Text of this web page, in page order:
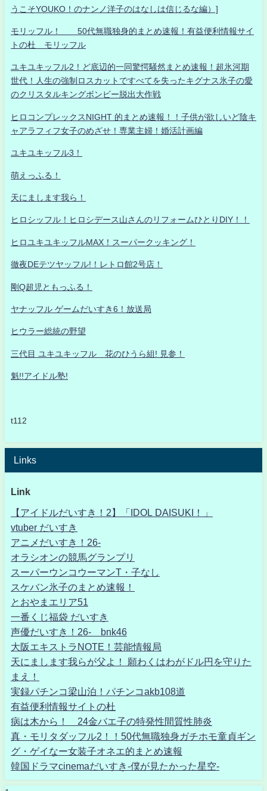
うこそYOUKO！のナンノ洋子のはなしは信じるな編）]
モリッフル！ 50代無職独身的まとめ速報！有益便利情報サイ
トの杜 モリッフル
ユキユキッフル2！ど底辺的一同驚愕騒然まとめ速報！超氷河期
世代！人生の強制ロスカットですべてを失ったキグナス氷子の愛
のクリスタルキングボンビー脱出大作戦
ヒロコンプレックスNIGHT 的まとめ速報！！子供が欲しいど陰キ
ャアラフィフ女子のめざせ！専業主婦！婚活計画編
ユキユキッフル3！
萌えっふる！
天にまします我ら！
ヒロシッフル！ヒロシデース山さんのリフォームひとりDIY！！
ヒロユキユキッフルMAX！スーパークッキング！
徹夜DEテツヤッフル!！レトロ館2号店！
剛Q超児ともっふる！
ヤナッフル ゲームだいすき6！放送局
ヒウラー総統の野望
三代目 ユキユキッフル 花のひうら組! 見参！
魁!!アイドル塾!
t112
Links
Link
【アイドルだいすき！2】「IDOL DAISUKI！」
vtuber だいすき
アニメだいすき！26-
オラシオンの競馬グランプリ
スーパーウンコウーマンT・子なし
スケバン氷子のまとめ速報！
とおやまエリア51
一番くじ福袋 だいすき
声優だいすき！26- bnk46
大阪エキストラNOTE！芸能情報局
天にまします我らが父よ！ 願わくはわがドル円を守りた
まえ！
実録パチンコ梁山泊！パチンコakb108道
有益便利情報サイトの杜
病は木から！ 24金バエ子の特発性間質性肺炎
真・モリタダッフル2！！50代無職独身ガチホモ童貞ギン
グ・ゲイなー女装子オネエ的まとめ速報
韓国ドラマcinemaだいすき-僕が見たかった星空-